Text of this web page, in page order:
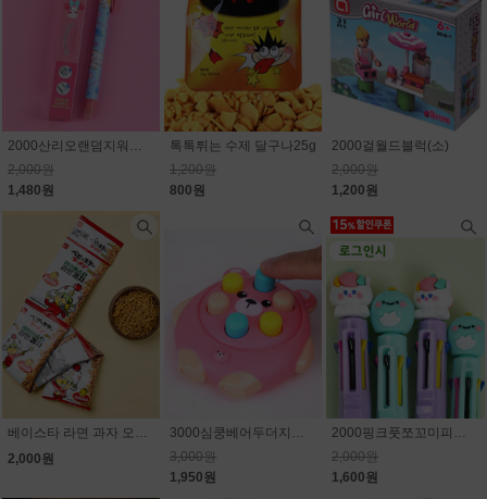
2000산리오랜덤지워지는볼펜
2,000원
1,480원
톡톡튀는 수제 달구나25g
1,200원
800원
2000걸월드블럭(소)
2,000원
1,200원
베이스타 라면 과자 오리지널 4p(줄줄이) 80g(20g×4개)
2,000원
3000심쿵베어두더지게임
3,000원
1,950원
2000핑크풋쪼꼬미피규어 8색볼펜로그인시 15% 할인된 가격
2,000원
1,600원